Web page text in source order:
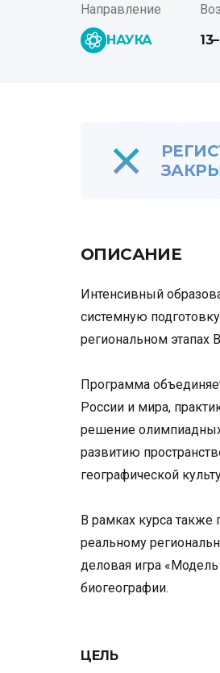
Направление
НАУКА
ОПИСАНИЕ
Интенсивный
системную
региональном
Программа
России и мира,
решение
развитию
географической
В рамках курса
реальному
деловая игра
биогеографии.
ЦЕЛЬ